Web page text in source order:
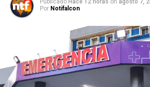
Publicado Hace 12 horas on agosto 7,
Por Notifalcon